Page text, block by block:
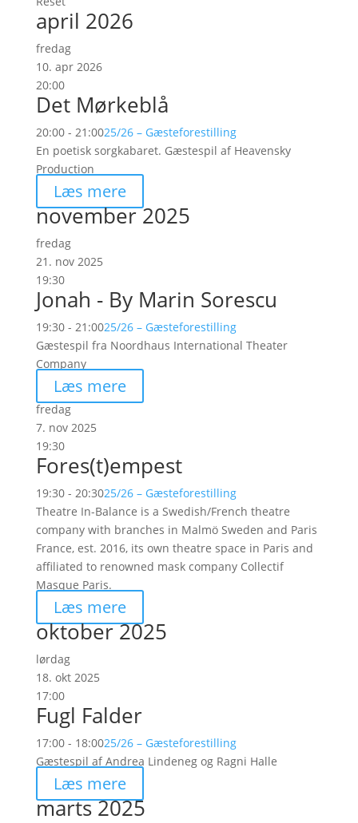
april 2026
fredag
10. apr 2026
20:00
Det Mørkeblå
20:00 - 21:0025/26 – Gæsteforestilling
En poetisk sorgkabaret. Gæstespil af Heavensky
Production
Læs mere
november 2025
fredag
21. nov 2025
19:30
Jonah - By Marin Sorescu
19:30 - 21:0025/26 – Gæsteforestilling
Gæstespil fra Noordhaus International Theater
Company
Læs mere
fredag
7. nov 2025
19:30
Fores(t)empest
19:30 - 20:3025/26 – Gæsteforestilling
Theatre In-Balance is a Swedish/French theatre
company with branches in Malmö Sweden and Paris
France, est. 2016, its own theatre space in Paris and
affiliated to renowned mask company Collectif
Masque Paris.
Læs mere
oktober 2025
lørdag
18. okt 2025
17:00
Fugl Falder
17:00 - 18:0025/26 – Gæsteforestilling
Gæstespil af Andrea Lindeneg og Ragni Halle
Læs mere
marts 2025